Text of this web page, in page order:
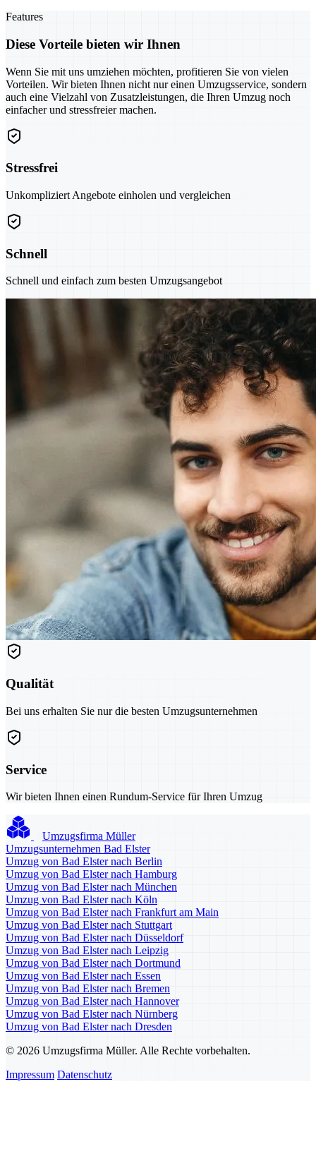
Features
Diese Vorteile bieten wir Ihnen
Wenn Sie mit uns umziehen möchten, profitieren Sie von vielen
Vorteilen. Wir bieten Ihnen nicht nur einen Umzugsservice, sondern
auch eine Vielzahl von Zusatzleistungen, die Ihren Umzug noch
einfacher und stressfreier machen.
Stressfrei
Unkompliziert Angebote einholen und vergleichen
Schnell
Schnell und einfach zum besten Umzugsangebot
Qualität
Bei uns erhalten Sie nur die besten Umzugsunternehmen
Service
Wir bieten Ihnen einen Rundum-Service für Ihren Umzug
Umzugsfirma Müller
Umzugsunternehmen Bad Elster
Umzug von Bad Elster nach Berlin
Umzug von Bad Elster nach Hamburg
Umzug von Bad Elster nach München
Umzug von Bad Elster nach Köln
Umzug von Bad Elster nach Frankfurt am Main
Umzug von Bad Elster nach Stuttgart
Umzug von Bad Elster nach Düsseldorf
Umzug von Bad Elster nach Leipzig
Umzug von Bad Elster nach Dortmund
Umzug von Bad Elster nach Essen
Umzug von Bad Elster nach Bremen
Umzug von Bad Elster nach Hannover
Umzug von Bad Elster nach Nürnberg
Umzug von Bad Elster nach Dresden
© 2026 Umzugsfirma Müller. Alle Rechte vorbehalten.
Impressum Datenschutz